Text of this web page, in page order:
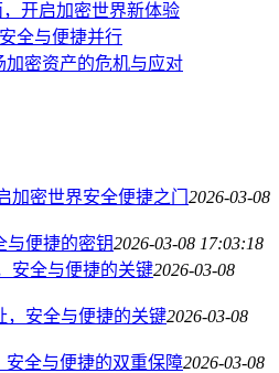
开启加密世界新体验
全与便捷并行
加密资产的危机与应对
加密世界安全便捷之门 2026-03-08
与便捷的密钥2026-03-08 17:03:18
安全与便捷的关键2026-03-08
，安全与便捷的关键2026-03-08
全与便捷的双重保障2026-03-08